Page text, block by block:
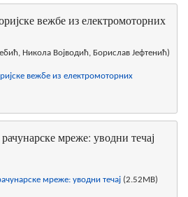
вежбе из електромоторних
Никола Војводић, Борислав Јефтенић)
вежбе из електромоторних
мреже: уводни течај
мреже: уводни течај (2.52MB)